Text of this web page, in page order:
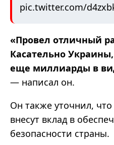
pic.twitter.com/
«Провел отличный
Касательно
еще миллиарды в
— написал он.
Он также уточнил,
внесут вклад в
безопасности страны.